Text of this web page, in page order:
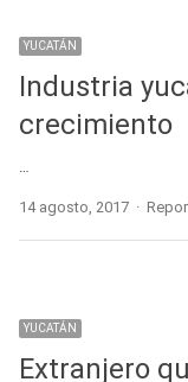
YUCATÁN
Industria
crecimiento
…
14 agosto, 2017
YUCATÁN
Extranjero